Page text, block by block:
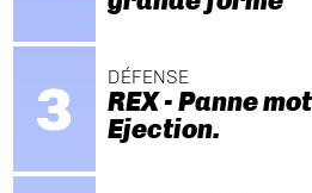
DÉFENSE
REX - Panne
Ejection.